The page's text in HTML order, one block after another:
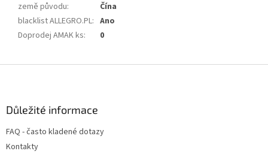
země původu:
Čína
blacklist ALLEGRO.PL: Ano
Doprodej AMAK ks: 0
Důležité informace
FAQ - často kladené dotazy
Kontakty